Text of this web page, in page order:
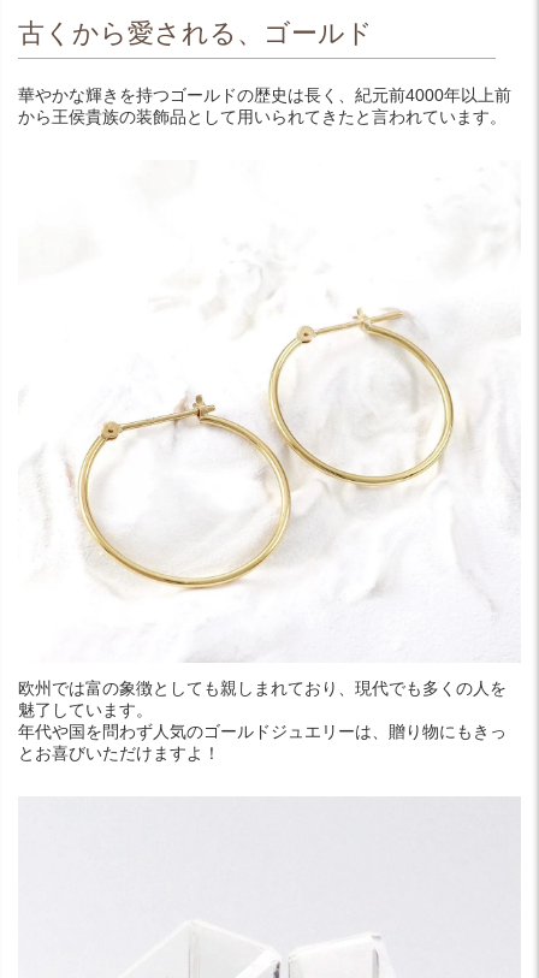
古くから愛される、ゴールド
華やかな輝きを持つゴールドの歴史は長く、紀元前4000年以上前
から王侯貴族の装飾品として用いられてきたと言われています。
欧州では富の象徴としても親しまれており、現代でも多くの人を
魅了しています。
年代や国を問わず人気のゴールドジュエリーは、贈り物にもきっ
とお喜びいただけますよ！